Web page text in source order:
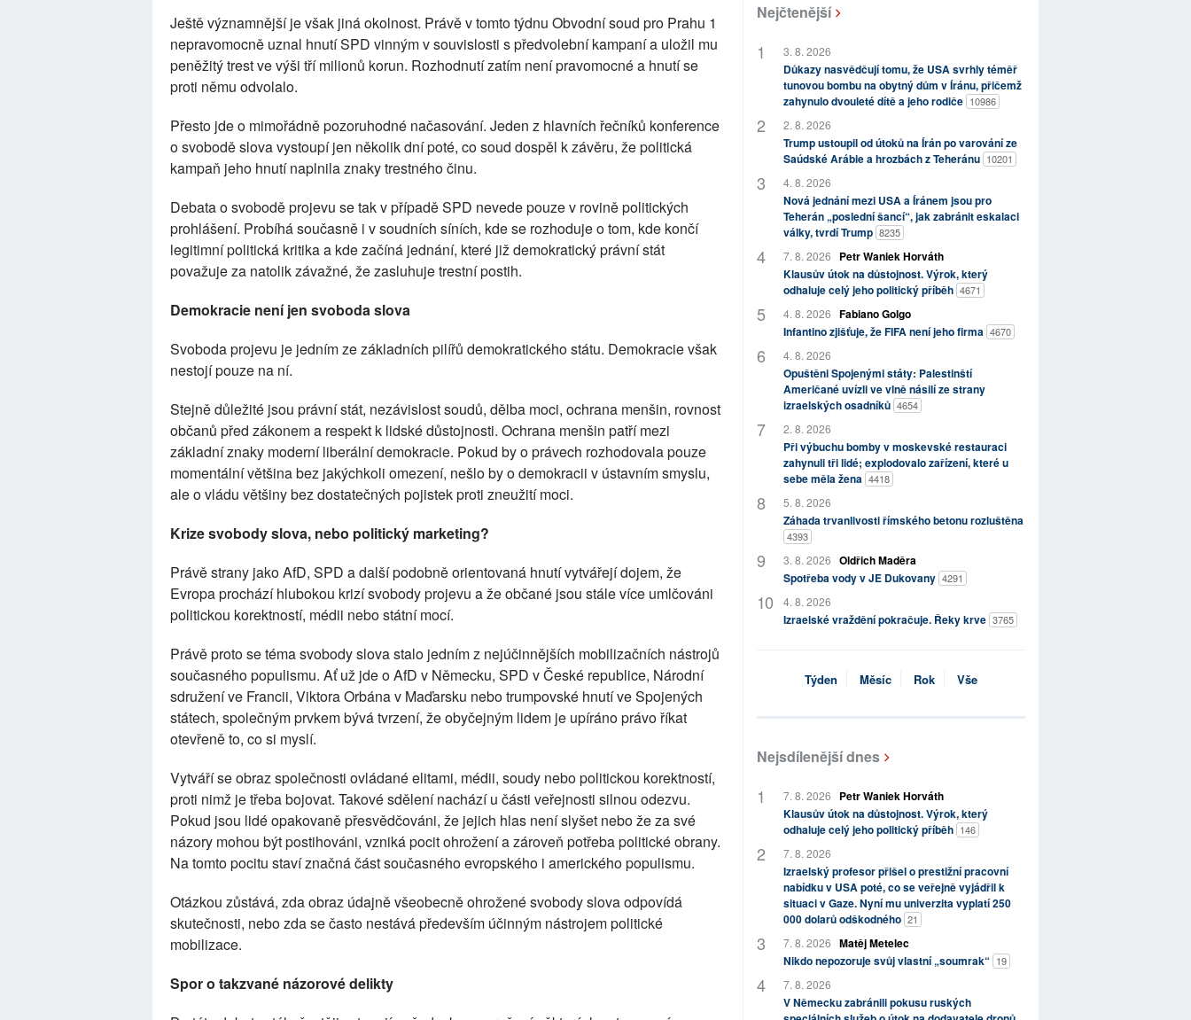
Ještě významnější je však jiná okolnost. Právě v tomto týdnu Obvodní soud pro Prahu 1
nepravomocně uznal hnutí SPD vinným v souvislosti s předvolební kampaní a uložil mu
peněžitý trest ve výši tří milionů korun. Rozhodnutí zatím není pravomocné a hnutí se
proti němu odvolalo.
Přesto jde o mimořádně pozoruhodné načasování. Jeden z hlavních řečníků konference
o svobodě slova vystoupí jen několik dní poté, co soud dospěl k závěru, že politická
kampaň jeho hnutí naplnila znaky trestného činu.
Debata o svobodě projevu se tak v případě SPD nevede pouze v rovině politických
prohlášení. Probíhá současně i v soudních síních, kde se rozhoduje o tom, kde končí
legitimní politická kritika a kde začíná jednání, které již demokratický právní stát
považuje za natolik závažné, že zasluhuje trestní postih.
Demokracie není jen svoboda slova
Svoboda projevu je jedním ze základních pilířů demokratického státu. Demokracie však
nestojí pouze na ní.
Stejně důležité jsou právní stát, nezávislost soudů, dělba moci, ochrana menšin, rovnost
občanů před zákonem a respekt k lidské důstojnosti. Ochrana menšin patří mezi
základní znaky moderní liberální demokracie. Pokud by o právech rozhodovala pouze
momentální většina bez jakýchkoli omezení, nešlo by o demokracii v ústavním smyslu,
ale o vládu většiny bez dostatečných pojistek proti zneužití moci.
Krize svobody slova, nebo politický marketing?
Právě strany jako AfD, SPD a další podobně orientovaná hnutí vytvářejí dojem, že
Evropa prochází hlubokou krizí svobody projevu a že občané jsou stále více umlčováni
politickou korektností, médii nebo státní mocí.
Právě proto se téma svobody slova stalo jedním z nejúčinnějších mobilizačních nástrojů
současného populismu. Ať už jde o AfD v Německu, SPD v České republice, Národní
sdružení ve Francii, Viktora Orbána v Maďarsku nebo trumpovské hnutí ve Spojených
státech, společným prvkem bývá tvrzení, že obyčejným lidem je upíráno právo říkat
otevřeně to, co si myslí.
Vytváří se obraz společnosti ovládané elitami, médii, soudy nebo politickou korektností,
proti nimž je třeba bojovat. Takové sdělení nachází u části veřejnosti silnou odezvu.
Pokud jsou lidé opakovaně přesvědčováni, že jejich hlas není slyšet nebo že za své
názory mohou být postihováni, vzniká pocit ohrožení a zároveň potřeba politické obrany.
Na tomto pocitu staví značná část současného evropského i amerického populismu.
Otázkou zůstává, zda obraz údajně všeobecně ohrožené svobody slova odpovídá
skutečnosti, nebo zda se často nestává především účinným nástrojem politické
mobilizace.
Spor o takzvané názorové delikty
Nejčtenější
3. 8. 2026
Důkazy nasvědčují tomu, že USA svrhly téměř
tunovou bombu na obytný dům v Íránu, přičemž
zahynulo dvouleté dítě a jeho rodiče 10986
2. 8. 2026
Trump ustoupil od útoků na Írán po varování ze
Saúdské Arábie a hrozbách z Teheránu 10201
4. 8. 2026
Nová jednání mezi USA a Íránem jsou pro
Teherán „poslední šancí“, jak zabránit eskalaci
války, tvrdí Trump 8235
7. 8. 2026
Petr Waniek Horváth
Klausův útok na důstojnost. Výrok, který
odhaluje celý jeho politický příběh 4671
4. 8. 2026 Fabiano Golgo
Infantino zjišťuje, že FIFA není jeho firma 4670
4. 8. 2026
Opuštěni Spojenými státy: Palestinští
Američané uvízli ve vlně násilí ze strany
izraelských osadníků 4654
2. 8. 2026
Při výbuchu bomby v moskevské restauraci
zahynuli tři lidé; explodovalo zařízení, které u
sebe měla žena 4418
5. 8. 2026
Záhada trvanlivosti římského betonu rozluštěna
4393
3. 8. 2026 Oldřich Maděra
Spotřeba vody v JE Dukovany 4291
4. 8. 2026
Izraelské vraždění pokračuje. Řeky krve 3765
Týden Měsíc Rok Vše
Nejsdílenější dnes
7. 8. 2026
Petr Waniek Horváth
Klausův útok na důstojnost. Výrok, který
odhaluje celý jeho politický příběh 146
7. 8. 2026
Izraelský profesor přišel o prestižní pracovní
nabídku v USA poté, co se veřejně vyjádřil k
situaci v Gaze. Nyní mu univerzita vyplatí 250
000 dolarů odškodného 21
7. 8. 2026 Matěj Metelec
Nikdo nepozoruje svůj vlastní „soumrak“ 19
7. 8. 2026
V Německu zabránili pokusu ruských